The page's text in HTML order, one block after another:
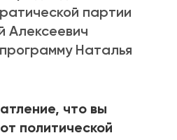
партии
Алексеевич
Наталья
что вы
политической